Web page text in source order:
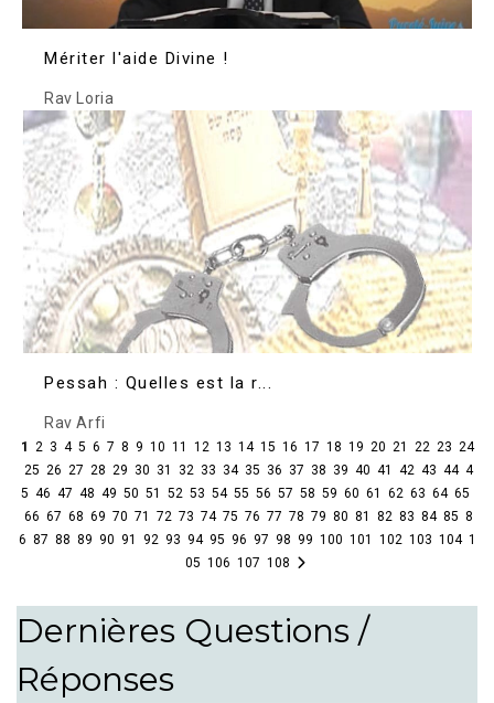
Mériter l'aide Divine !
Rav Loria
Pessah : Quelles est la r...
Rav Arfi
1 2 3 4 5 6 7 8 9 10 11 12 13 14 15 16 17 18 19 20 21 22 23 24
25 26 27 28 29 30 31 32 33 34 35 36 37 38 39 40 41 42 43 44 4
5 46 47 48 49 50 51 52 53 54 55 56 57 58 59 60 61 62 63 64 65
66 67 68 69 70 71 72 73 74 75 76 77 78 79 80 81 82 83 84 85 8
6 87 88 89 90 91 92 93 94 95 96 97 98 99 100 101 102 103 104 1
05 106 107 108
Dernières Questions /
Réponses